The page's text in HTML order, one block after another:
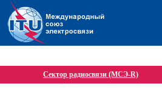
Сектор радиосвязи (МСЭ-R)